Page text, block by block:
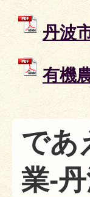
丹波
有機
であ
業-